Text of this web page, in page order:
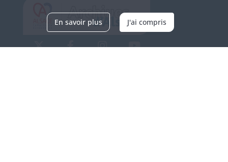
En savoir plus J'ai compris